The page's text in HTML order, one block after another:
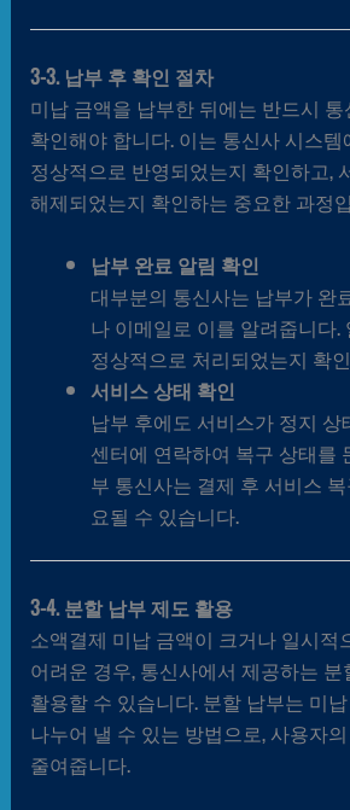
3-3. 납부 후 확인 절차
미납 금액을 납부한 뒤에는 반드시
확인해야 합니다. 이는 통신사 시스
정상적으로 반영되었는지 확인하고,
해제되었는지 확인하는 중요한 과정
납부 완료 알림 확인
대부분의 통신사는 납부가 완
나 이메일로 이를 알려줍니다.
정상적으로 처리되었는지 확
서비스 상태 확인
납부 후에도 서비스가 정지 상
센터에 연락하여 복구 상태를
부 통신사는 결제 후 서비스
요될 수 있습니다.
3-4. 분할 납부 제도 활용
소액결제 미납 금액이 크거나 일시적
어려운 경우, 통신사에서 제공하는
활용할 수 있습니다. 분할 납부는 미
나누어 낼 수 있는 방법으로, 사용자
줄여줍니다.